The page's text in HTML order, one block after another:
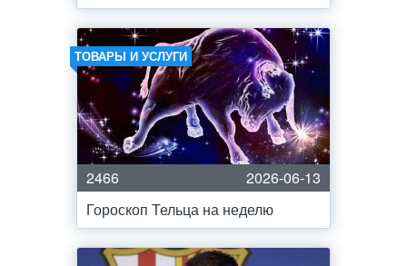
ТОВАРЫ И УСЛУГИ
2466
2026-06-13
Гороскоп Тельца на неделю